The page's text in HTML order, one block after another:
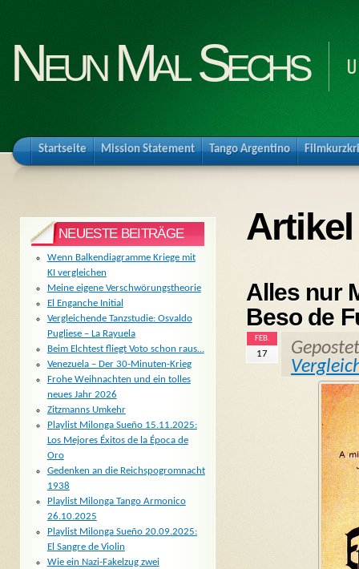
Neun Mal Sechs
Startseite Mission Statement Tango Argentino
Alles nur
Beso de
FEB.
17
NEUESTE BEITRÄGE
Wenn Balkendiagramme Kriege mit
KI vergleichen
Meine eigene Verschwörungstheorie
El Enganche Initial
Vergleichende Tanzstudie: Osvaldo
Pugliese – La Rayuela
Beim Elchtest fliegt Voto schon raus…
Venezuela – Der 30-Minuten-Krieg
Frohe Weihnachten und ein tolles
neues Jahr 2026
Zitzmanns Umkehr
Playlist Milonga Sueño 15.11.2025:
Los Mejores Éxitos de la Época de
Oro
Gedenken an die Reichspogromnacht
1938
Playlist Milonga Tango Armonico
26.10.2025
Playlist Milonga Sueño 20.09.2025:
El Sangre de Violin
Wie ein Nazi-Fakelzug zwei